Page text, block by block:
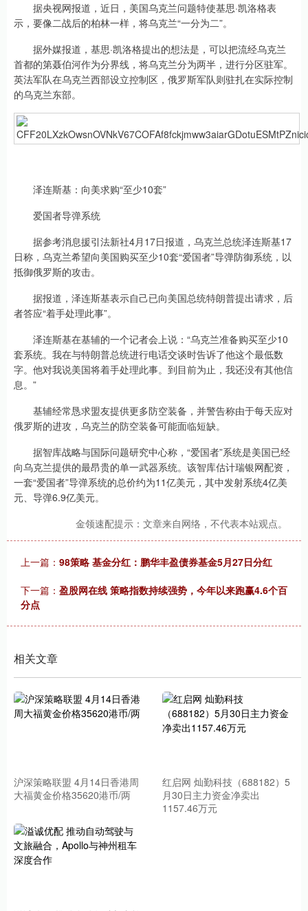
据央视网报道，近日，美国乌克兰问题特使基思·凯洛格表
示，要像二战后的柏林一样，将乌克兰“一分为二”。
据外媒报道，基思·凯洛格提出的想法是，可以把流经乌克兰
首都的第聂伯河作为分界线，将乌克兰分为两半，进行分区驻军。
英法军队在乌克兰西部设立控制区，俄罗斯军队则驻扎在实际控制
的乌克兰东部。
泽连斯基：向美求购“至少10套”
爱国者导弹系统
据参考消息援引法新社4月17日报道，乌克兰总统泽连斯基17
日称，乌克兰希望向美国购买至少10套“爱国者”导弹防御系统，以
抵御俄罗斯的攻击。
据报道，泽连斯基表示自己已向美国总统特朗普提出请求，后
者答应“着手处理此事”。
泽连斯基在基辅的一个记者会上说：“乌克兰准备购买至少10
套系统。我在与特朗普总统进行电话交谈时告诉了他这个最低数
字。他对我说美国将着手处理此事。到目前为止，我还没有其他信
息。”
基辅经常恳求盟友提供更多防空装备，并警告称由于每天应对
俄罗斯的进攻，乌克兰的防空装备可能面临短缺。
据智库战略与国际问题研究中心称，“爱国者”系统是美国已经
向乌克兰提供的最昂贵的单一武器系统。该智库估计瑞银网配资，
一套“爱国者”导弹系统的总价约为11亿美元，其中发射系统4亿美
元、导弹6.9亿美元。
金领速配提示：文章来自网络，不代表本站观点。
上一篇： 98策略 基金分红：鹏华丰盈债券基金5月27日分红
下一篇： 盈股网在线 策略指数持续强势，今年以来跑赢4.6个百
分点
相关文章
沪深策略联盟 4月14日香港周
大福黄金价格35620港币/两
红启网 灿勤科技（688182）5
月30日主力资金净卖出
1157.46万元